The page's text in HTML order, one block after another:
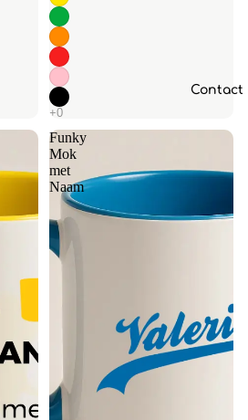
Contact
Funky
Mok
met
Naam